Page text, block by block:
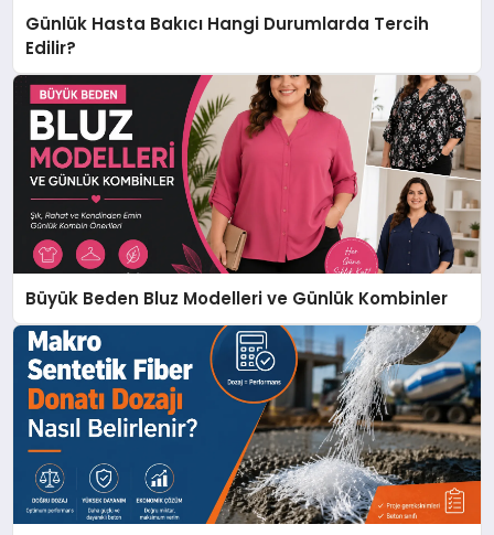
Günlük Hasta Bakıcı Hangi Durumlarda Tercih
Edilir?
Büyük Beden Bluz Modelleri ve Günlük Kombinler